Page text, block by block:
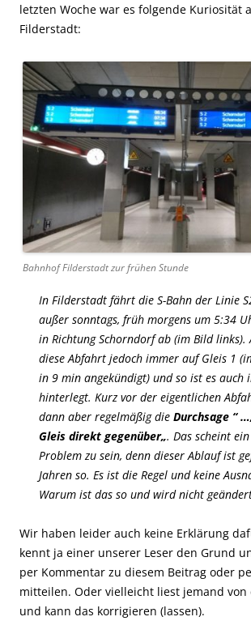
letzten Woche war es folgende Kuriosität
Filderstadt:
Bahnhof Filderstadt zur frühen Stunde
In Filderstadt fährt die S-Bahn der Linie
außer sonntags, früh morgens um 5:34
in Richtung Schorndorf ab (im Bild links).
diese Abfahrt jedoch immer auf Gleis 1
in 9 min angekündigt) und so ist es auch
hinterlegt. Kurz vor der eigentlichen
dann aber regelmäßig die Durchsage “
Gleis direkt gegenüber„. Das scheint
Problem zu sein, denn dieser Ablauf ist
Jahren so. Es ist die Regel und keine
Warum ist das so und wird nicht
Wir haben leider auch keine Erklärung
kennt ja einer unserer Leser den Grund
per Kommentar zu diesem Beitrag oder
mitteilen. Oder vielleicht liest jemand
und kann das korrigieren (lassen).